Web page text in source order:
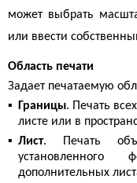
может выбрать
или ввести
Область печати
Задает печатаемую
▪ Границы. Печать
листе или в
▪ Лист. Печать
дополнительных